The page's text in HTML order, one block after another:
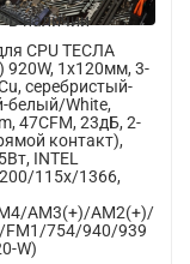
В наличии
CPU ТЕСЛА
920W, 1х120мм, 3-
серебристый-
белый/White,
47CFM, 23дБ, 2-
контакт),
INTEL
115x/1366,
AM3(+)/AM2(+)/
FM1/754/940/939
W)